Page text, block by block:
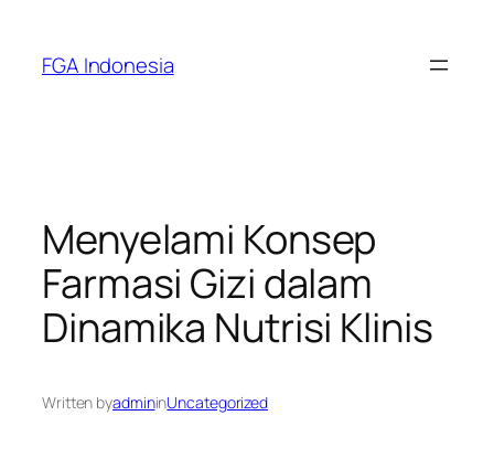
content
FGA Indonesia
Menyelami Konsep
Farmasi Gizi dalam
Dinamika Nutrisi Klinis
Written byadmininUncategorized